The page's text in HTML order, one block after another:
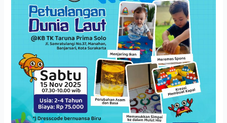
Serunya
Petualangan
Laut
Bersama
Dini